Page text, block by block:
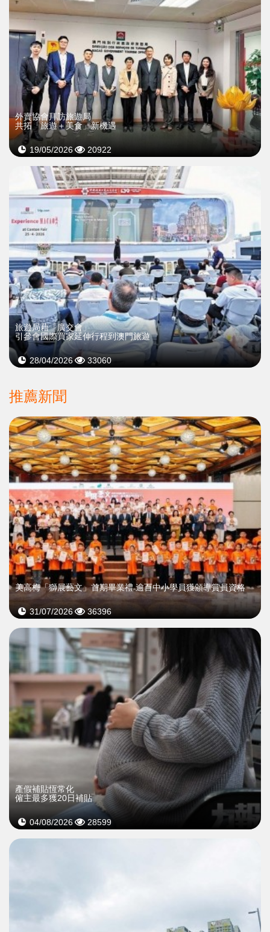
外賣協會拜訪旅遊局
共拓「旅遊＋美食」新機遇
19/05/2026 20922
旅遊局藉「廣交會」
引參會國際買家延伸行程到澳門旅遊
28/04/2026 33060
推薦新聞
美高梅「獅展藝文」首期畢業禮 逾百中小學員獲頒導賞員資格
31/07/2026 36396
產假補貼恆常化
僱主最多獲20日補貼
04/08/2026 28599